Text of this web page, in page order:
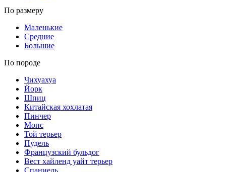
По размеру
Маленькие
Средние
Большие
По породе
Чихуахуа
Йорк
Шпиц
Китайская хохлатая
Пинчер
Мопс
Той терьер
Пудель
Французский бульдог
Вест хайленд уайт терьер
Спаниель